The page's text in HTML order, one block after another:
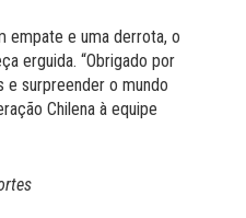
empate e uma derrota, o
erguida. “Obrigado por
e surpreender o mundo
Chilena à equipe